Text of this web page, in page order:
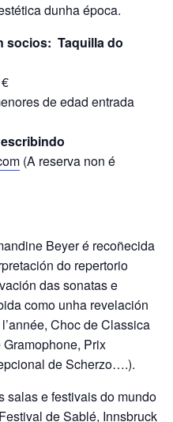
dunha época.
socios: Taquilla do
de edad entrada
(A reserva non é
Beyer é recoñecida
do repertorio
das sonatas e
como unha revelación
Choc de Classica
Gramophone, Prix
de Scherzo….).
salas e festivais do mundo
de Sablé, Innsbruck